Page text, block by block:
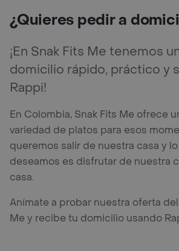
¿Quieres pedir a
¡En Snak Fits Me tenemos
domicilio rápido, práctico y
Rappi!
En Colombia, Snak Fits Me ofrece
variedad de platos para esos
queremos salir de nuestra casa y
deseamos es disfrutar de nuestra
casa.
Anímate a probar nuestra oferta
Me y recibe tu domicilio usando